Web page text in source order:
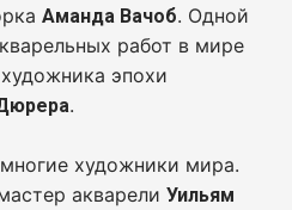
Аманда Вачоб. Одной
работ в мире
эпохи
.
художники мира.
акварели Уильям